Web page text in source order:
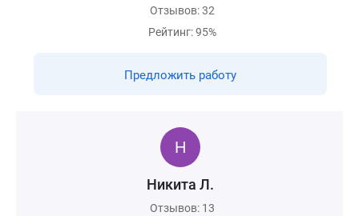
Отзывов: 32
Рейтинг: 95%
Предложить работу
Никита Л.
Отзывов: 13